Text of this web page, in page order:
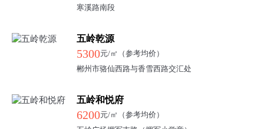
寒溪路南段
五岭乾源
5300元/㎡（参考均价）
郴州市骆仙西路与香雪西路交汇处
五岭和悦府
6200元/㎡（参考均价）